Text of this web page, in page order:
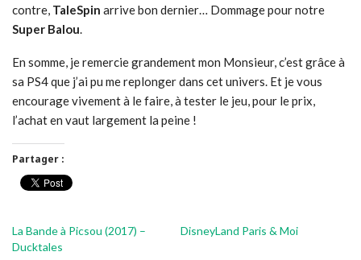
contre, TaleSpin arrive bon dernier… Dommage pour notre
Super Balou.
En somme, je remercie grandement mon Monsieur, c’est grâce à
sa PS4 que j’ai pu me replonger dans cet univers. Et je vous
encourage vivement à le faire, à tester le jeu, pour le prix,
l’achat en vaut largement la peine !
Partager :
La Bande à Picsou (2017) –
Ducktales
DisneyLand Paris & Moi